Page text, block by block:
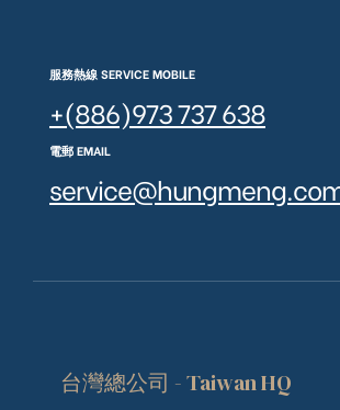
服務熱線 SERVICE MOBILE
+(886)973 737 638
電郵 EMAIL
台灣總公司 - Taiwan HQ